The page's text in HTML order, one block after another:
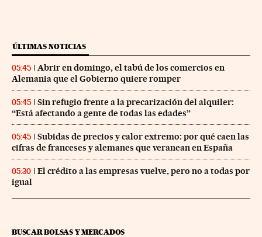
ÚLTIMAS NOTICIAS
05:45
Abrir en domingo, el tabú de los comercios en
Alemania que el Gobierno quiere romper
05:45
Sin refugio frente a la precarización del alquiler:
“Está afectando a gente de todas las edades”
05:45
Subidas de precios y calor extremo: por qué caen las
cifras de franceses y alemanes que veranean en España
05:30
El crédito a las empresas vuelve, pero no a todas por
igual
BUSCAR BOLSAS Y MERCADOS